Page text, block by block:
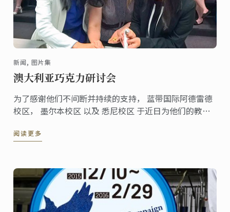
新闻, 图片集
澳大利亚巧克力研讨会
为了感谢他们不间断并持续的支持， 蓝带国际阿德雷德
校区， 墨尔本校区 以及 悉尼校区 于近日为他们的教育
阅读更多